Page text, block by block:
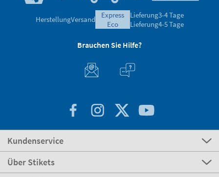
HerstellungVersand
express
eco
Lieferung3-4 Tage
Lieferung4-5 Tage
Brauchen Sie Hilfe?
Kundenservice
Über Stikets